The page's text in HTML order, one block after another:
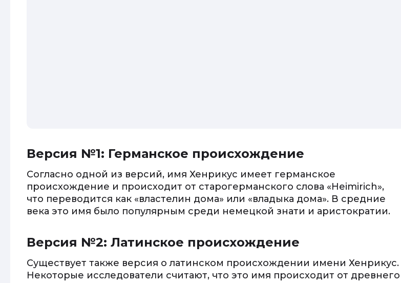
Версия №1: Германское происхождение
Согласно одной из версий, имя Хенрикус имеет германское
происхождение и происходит от старогерманского слова «Heimirich»,
что переводится как «властелин дома» или «владыка дома». В средние
века это имя было популярным среди немецкой знати и аристократии.
Версия №2: Латинское происхождение
Существует также версия о латинском происхождении имени Хенрикус.
Некоторые исследователи считают, что это имя происходит от древнего